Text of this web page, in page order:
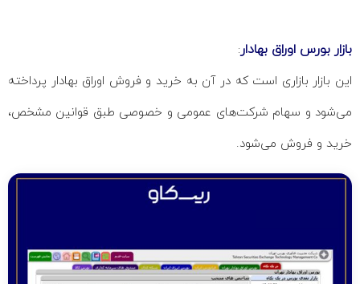
بازار بورس اوراق بهادار:
این بازار بازاری است که در آن به خرید و فروش اوراق بهادار پرداخته
می‌شود و سهام شرکت‌های عمومی و خصوصی طبق قوانین مشخص،
خرید و فروش می‌شود.